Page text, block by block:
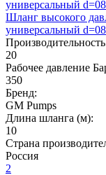
Шланг высокого
универсальный
20
Рабочее давление
350
Бренд:
GM Pumps
Длина шланга (м):
10
Страна
Россия
2